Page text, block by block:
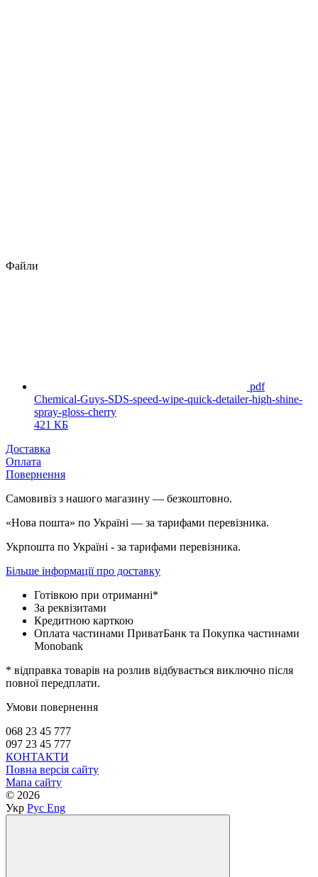
Файли
pdf
Chemical-Guys-SDS-speed-wipe-quick-detailer-high-shine-
spray-gloss-cherry
421 КБ
Доставка
Оплата
Повернення
Самовивіз з нашого магазину — безкоштовно.
«Нова пошта» по Україні — за тарифами перевізника.
Укрпошта по Україні - за тарифами перевізника.
Більше інформації про доставку
Готівкою при отриманні*
За реквізитами
Кредитною карткою
Оплата частинами ПриватБанк та Покупка частинами
Monobank
* відправка товарів на розлив відбувається виключно після
повної передплати.
Умови повернення
068 23 45 777
097 23 45 777
КОНТАКТИ
Повна версія сайту
Мапа сайту
© 2026
Укр Рус Eng